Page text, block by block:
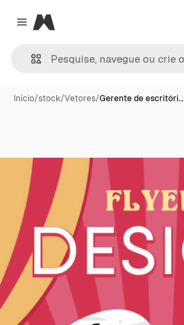
Close menu
Magnific
Início/stock/Vetores/Gerente de escritóri…